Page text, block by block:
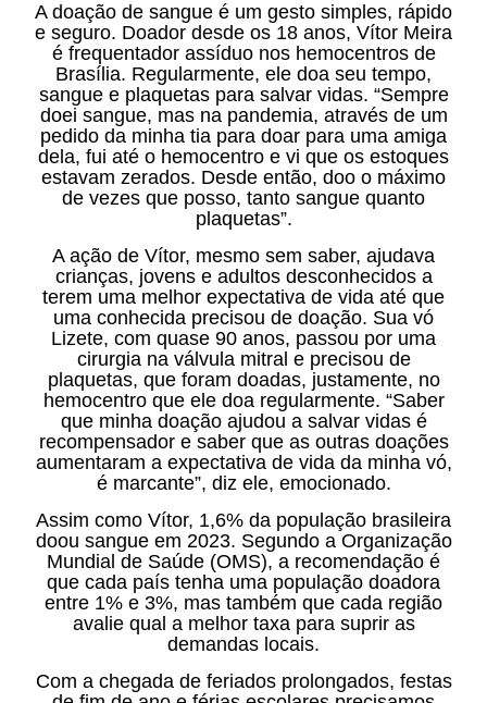
A doação de sangue é um gesto simples, rápido
e seguro. Doador desde os 18 anos, Vítor Meira
é frequentador assíduo nos hemocentros de
Brasília. Regularmente, ele doa seu tempo,
sangue e plaquetas para salvar vidas. “Sempre
doei sangue, mas na pandemia, através de um
pedido da minha tia para doar para uma amiga
dela, fui até o hemocentro e vi que os estoques
estavam zerados. Desde então, doo o máximo
de vezes que posso, tanto sangue quanto
plaquetas”.
A ação de Vítor, mesmo sem saber, ajudava
crianças, jovens e adultos desconhecidos a
terem uma melhor expectativa de vida até que
uma conhecida precisou de doação. Sua vó
Lizete, com quase 90 anos, passou por uma
cirurgia na válvula mitral e precisou de
plaquetas, que foram doadas, justamente, no
hemocentro que ele doa regularmente. “Saber
que minha doação ajudou a salvar vidas é
recompensador e saber que as outras doações
aumentaram a expectativa de vida da minha vó,
é marcante”, diz ele, emocionado.
Assim como Vítor, 1,6% da população brasileira
doou sangue em 2023. Segundo a Organização
Mundial de Saúde (OMS), a recomendação é
que cada país tenha uma população doadora
entre 1% e 3%, mas também que cada região
avalie qual a melhor taxa para suprir as
demandas locais.
Com a chegada de feriados prolongados, festas